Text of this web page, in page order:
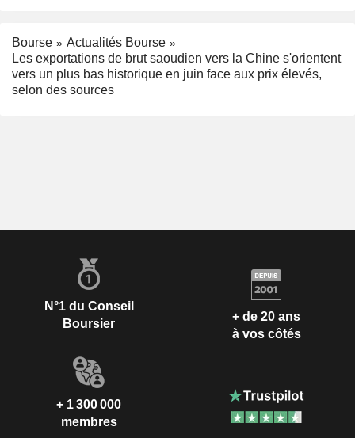
Bourse
Actualités Bourse
Les exportations de brut saoudien vers la Chine s'orientent
vers un plus bas historique en juin face aux prix élevés,
selon des sources
N°1 du Conseil
Boursier
+ de 20 ans
à vos côtés
+ 1 300 000
membres